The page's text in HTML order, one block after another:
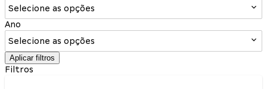
Selecione as opções
Ano
Selecione as opções
Aplicar filtros
Filtros